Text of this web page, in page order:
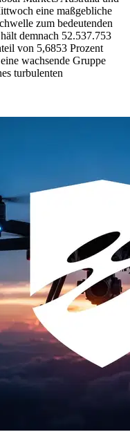
eine maßgebliche
zum bedeutenden
demnach 52.537.753
von 5,6853 Prozent
wachsende Gruppe
turbulenten